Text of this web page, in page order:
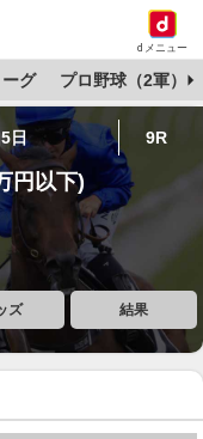
dメニュー
グ プロ野球（2軍）
日 9R
円以下)
ズ 結果